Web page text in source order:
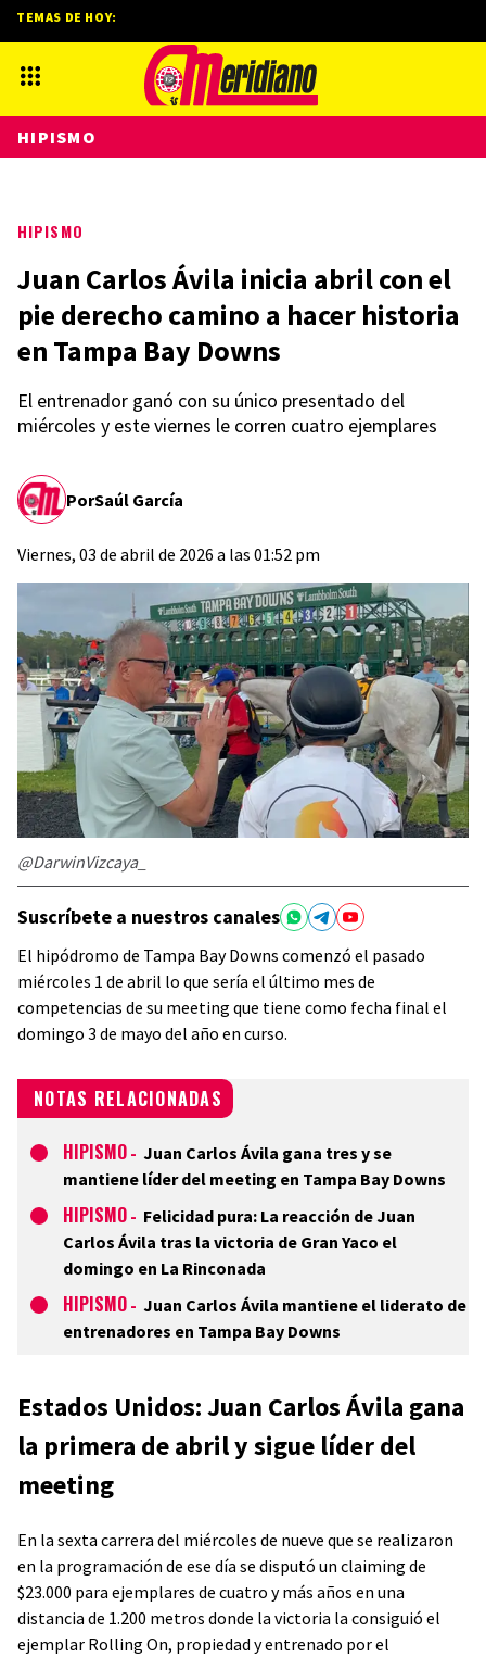
HIPISMO
Juan Carlos Ávila inicia abril con el
pie derecho camino a hacer historia
en Tampa Bay Downs
El entrenador ganó con su único presentado del
miércoles y este viernes le corren cuatro ejemplares
PorSaúl García
Viernes, 03 de abril de 2026 a las 01:52 pm
@DarwinVizcaya_
Suscríbete a nuestros canales
El hipódromo de Tampa Bay Downs comenzó el pasado
miércoles 1 de abril lo que sería el último mes de
competencias de su meeting que tiene como fecha final el
domingo 3 de mayo del año en curso.
NOTAS RELACIONADAS
HIPISMO - Juan Carlos Ávila gana tres y se
mantiene líder del meeting en Tampa Bay Downs
HIPISMO - Felicidad pura: La reacción de Juan
Carlos Ávila tras la victoria de Gran Yaco el
domingo en La Rinconada
HIPISMO - Juan Carlos Ávila mantiene el liderato de
entrenadores en Tampa Bay Downs
Estados Unidos: Juan Carlos Ávila gana
la primera de abril y sigue líder del
meeting
En la sexta carrera del miércoles de nueve que se realizaron
en la programación de ese día se disputó un claiming de
$23.000 para ejemplares de cuatro y más años en una
distancia de 1.200 metros donde la victoria la consiguió el
ejemplar Rolling On, propiedad y entrenado por el
TEMAS DE HOY:
HIPISMO